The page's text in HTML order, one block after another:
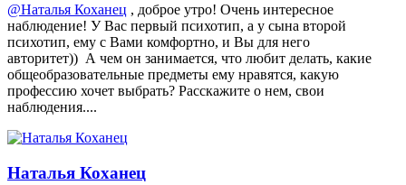
@Наталья Коханец , доброе утро! Очень интересное
наблюдение! У Вас первый психотип, а у сына второй
психотип, ему с Вами комфортно, и Вы для него
авторитет)) А чем он занимается, что любит делать, какие
общеобразовательные предметы ему нравятся, какую
профессию хочет выбрать? Расскажите о нем, свои
наблюдения....
Наталья Коханец